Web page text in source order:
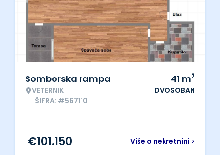
Somborska rampa
VETERNIK
ŠIFRA: #567110
41 m2
DVOSOBAN
Više o nekretnini >
€101.150